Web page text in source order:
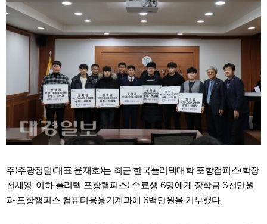
주)주광정밀(대표 윤재호)는 최근 한국폴리텍대학 포항캠퍼스(학장
천세영, 이하 폴리텍 포항캠퍼스) 수료생 6명에게 장학금 6천만원
과 포항캠퍼스 컴퓨터응용기계과에 6백만원을 기부했다.